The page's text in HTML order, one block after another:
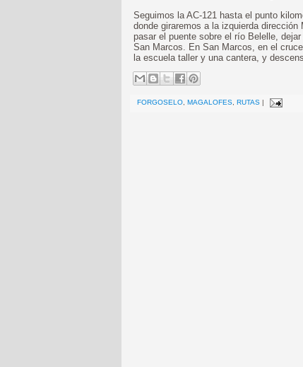
Seguimos la AC-121 hasta el punto
donde giraremos a la izquierda
pasar el puente sobre el río Belelle,
San Marcos. En San Marcos, en el
la escuela taller y una cantera, y
FORGOSELO MAGALOFES RUTAS |